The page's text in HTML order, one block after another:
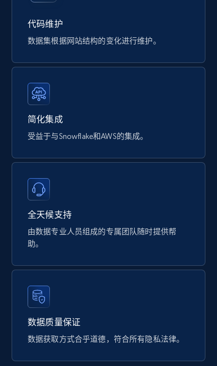
URL, Product id, Title, Rating, Reviews count,
Initial price, Discount, Final price, and more.
eCommerce
818+
Digikey - Products
Product url, Category url, Part number,
Datasheet url, Rohs compliant, and more.
eCommerce
775+ 80+ 立即购买
URL, Product id, Title, Breadcrumbs, Category,
Tags, Final price, Original price, and more.
eCommerce
代码维护
数据集根据网站结构的变化进行维护。
简化集成
受益于与Snowflake和AWS的集成。
全天候支持
由数据专业人员组成的专属团队随时提供帮
助。
数据质量保证
数据获取方式合乎道德，符合所有隐私法律。